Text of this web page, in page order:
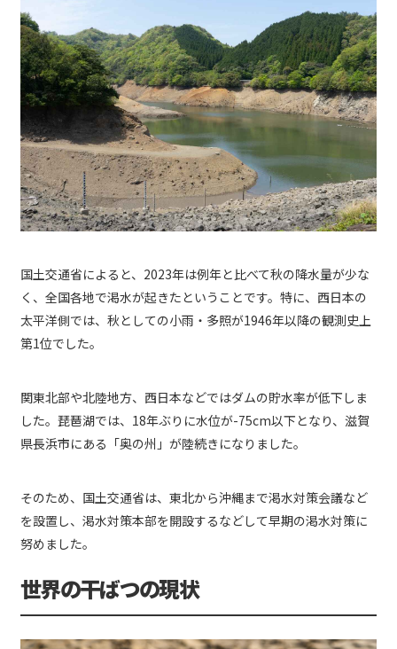
国土交通省によると、2023年は例年と比べて秋の降水量が少な
く、全国各地で渇水が起きたということです。特に、西日本の
太平洋側では、秋としての小雨・多照が1946年以降の観測史上
第1位でした。
関東北部や北陸地方、西日本などではダムの貯水率が低下しま
した。琵琶湖では、18年ぶりに水位が-75cm以下となり、滋賀
県長浜市にある「奥の州」が陸続きになりました。
そのため、国土交通省は、東北から沖縄まで渇水対策会議など
を設置し、渇水対策本部を開設するなどして早期の渇水対策に
努めました。
世界の干ばつの現状